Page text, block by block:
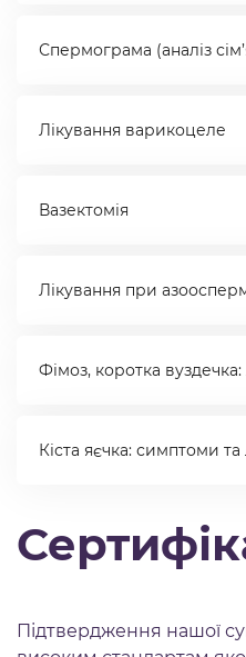
Спермограма (аналіз
Лікування варикоцеле
Вазектомія
Лікування при
Фімоз, коротка вуздечка:
Кіста яєчка: симптоми та
Підтвердження нашої